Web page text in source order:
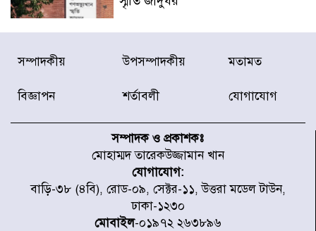
রাজধানীর উত্তরা আঞ্চলিক পাসপোর্ট
অফিসের সামনে দালাল চক্রের ১৩ জন
করেছে র‌্যাব-১
চূড়ান্ত পর্যায়ে : ইরান
প্রত্যেক অপরাধীর বিচার এ দেশেই
হবে, সে যত শক্তিশালীই হোক না কেন,
চট্টগ্রামে জুলাই গণঅভ্যুত্থান দিবসে
প্রতিমন্ত্রী মীর হেলাল
সম্পাদকীয় উপসম্পাদকীয় মতামত
বিজ্ঞাপন শর্তাবলী যোগাযোগ
সম্পাদক ও প্রকাশকঃ
মোহাম্মদ তারেকউজ্জামান খান
যোগাযোগ:
বাড়ি-৩৮ (৪বি), রোড-০৯, সেক্টর-১১, উত্তরা মডেল টাউন,
ঢাকা-১২৩০
মোবাইল-০১৯৭২ ২৬৩৮৯৬